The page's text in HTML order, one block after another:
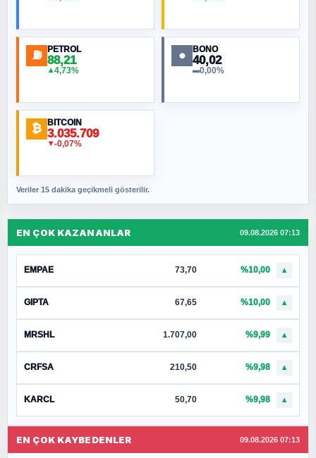
⛽ PETROL
88,21
▲4,73%
● BONO
40,02
▬0,00%
₿ BITCOIN
3.035.709
▼-0,07%
Veriler 15 dakika geçikmeli gösterilir.
EN ÇOK KAZANANLAR 09.08.2026 07:13
EMPAE 73,70 %10,00 ▲
GIPTA 67,65 %10,00 ▲
MRSHL 1.707,00 %9,99 ▲
CRFSA 210,50 %9,98 ▲
KARCL 50,70 %9,98 ▲
EN ÇOK KAYBEDENLER 09.08.2026 07:13